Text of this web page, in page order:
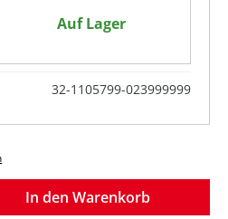
Auf Lager
32-1105799-023999999
den gewünschten
In den Warenkorb